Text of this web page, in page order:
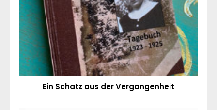
Ein Schatz aus der Vergangenheit